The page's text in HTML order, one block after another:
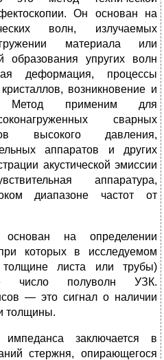
Он основан на
волн, излучаемых
материала или
об­разования упругих волн
дефор­мация, процессы
во­зникновение и
Метод применим для
сварных
высокого давления,
аппаратов и других
акус­тической эмиссии
аппа­ратура,
диапазоне частот от
основан на определении
которых в исследуемом
толщине листа или трубы)
число полуволн УЗК.
— это сигнал о наличии
тол­щины.
импеданса за­ключается в
стержня, опи­рающегося